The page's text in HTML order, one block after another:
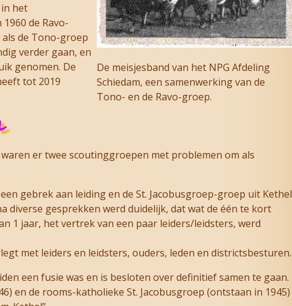
De meisjesband van het NPG Afdeling
Schiedam, een samenwerking van de
Tono- en de Ravo-groep.
het
de Ravo-
de Tono-groep
verder gaan, en
genomen. De
tot 2019
er twee scoutinggroepen met problemen om als
gebrek aan leiding en de St. Jacobusgroep-groep uit Kethel
diverse gesprekken werd duidelijk, dat wat de één te kort
1 jaar, het vertrek van een paar leiders/leidsters, werd
met leiders en leidsters, ouders, leden en districtsbesturen.
een fusie was en is besloten over definitief samen te gaan.
en de rooms-katholieke St. Jacobusgroep (ontstaan in 1945)